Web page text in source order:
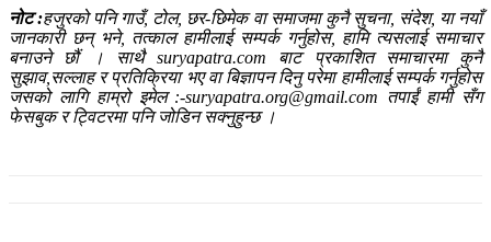
नोट :हजुरको पनि गाउँ, टोल, छर-छिमेक वा समाजमा कुनै सुचना, संदेश, या नयाँ
जानकारी छन् भने, तत्काल हामीलाई सम्पर्क गर्नुहोस, हामि त्यसलाई समाचार
बनाउने छौं । साथै suryapatra.com बाट प्रकाशित समाचारमा कुनै
सुझाव,सल्लाह र प्रतिक्रिया भए वा बिज्ञापन दिनु परेमा हामीलाई सम्पर्क गर्नुहोस
जसको लागि हाम्रो इमेल :-suryapatra.org@gmail.com तपाईं हामी सँग
फेसबुक र ट्विटरमा पनि जोडिन सक्नुहुन्छ ।